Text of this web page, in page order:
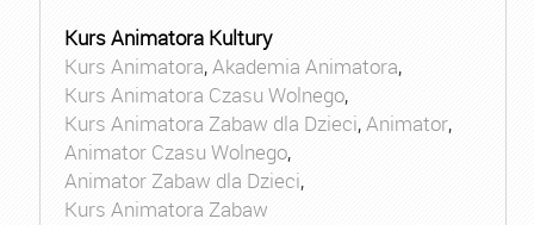
Kurs Animatora Kultury
Kurs Animatora,Akademia Animatora,
Kurs Animatora Czasu Wolnego,
Kurs Animatora Zabaw dla Dzieci,Animator,
Animator Czasu Wolnego,
Animator Zabaw dla Dzieci,
Kurs Animatora Zabaw